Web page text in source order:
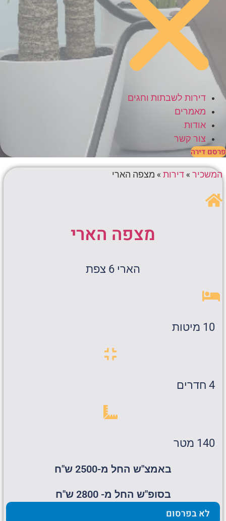
דירות לשבתות וחגים
מאמרים
אודות
צור קשר
פרסם דירה
המשכיר »דירות » מצפה הארי
מצפה הארי
הארי 6 צפת
10 מיטות
4 חדרים
140 מטר
באמצ"ש החל מ-2500 ש"ח
בסופ"ש החל מ- 2800 ש"ח
לא בפרסום